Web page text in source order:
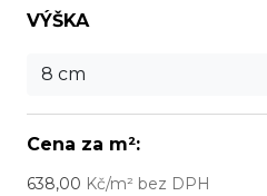
VÝŠKA
8 cm
Cena za m²:
638,00 Kč/m² bez DPH